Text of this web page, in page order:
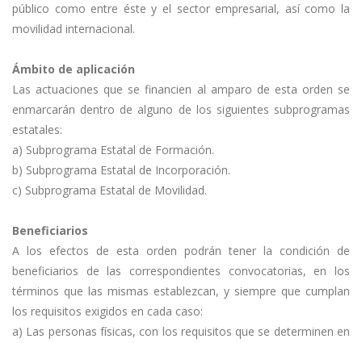
público como entre éste y el sector empresarial, así como la
movilidad internacional.
Ámbito de aplicación
Las actuaciones que se financien al amparo de esta orden se
enmarcarán dentro de alguno de los siguientes subprogramas
estatales:
a) Subprograma Estatal de Formación.
b) Subprograma Estatal de Incorporación.
c) Subprograma Estatal de Movilidad.
Beneficiarios
A los efectos de esta orden podrán tener la condición de
beneficiarios de las correspondientes convocatorias, en los
términos que las mismas establezcan, y siempre que cumplan
los requisitos exigidos en cada caso:
a) Las personas físicas, con los requisitos que se determinen en